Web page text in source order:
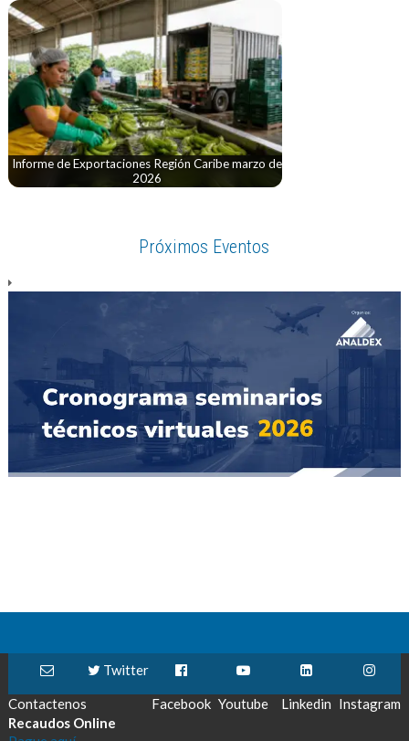
Informe de Exportaciones Región Caribe marzo de
2026
Próximos Eventos
Contactenos
Twitter
Facebook Youtube Linkedin Instagram
Recaudos Online